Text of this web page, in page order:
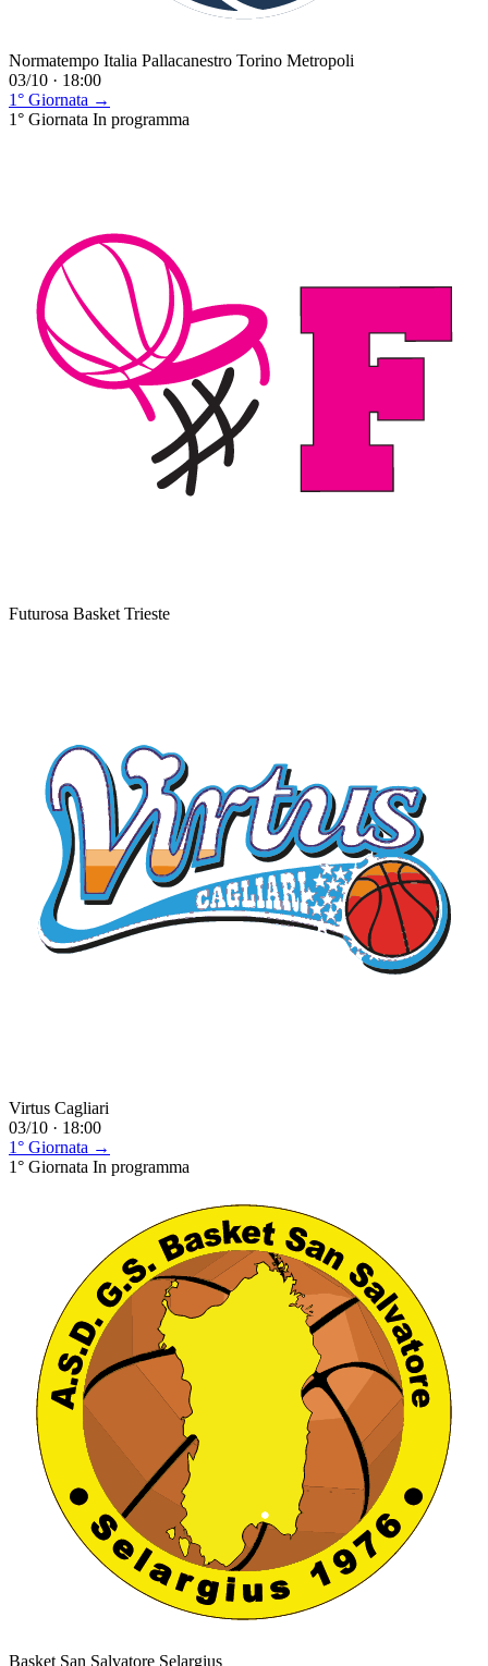
Normatempo Italia Pallacanestro Torino Metropoli
03/10 · 18:00
1° Giornata →
1° Giornata In programma
Futurosa Basket Trieste
Virtus Cagliari
03/10 · 18:00
1° Giornata →
1° Giornata In programma
Basket San Salvatore Selargius